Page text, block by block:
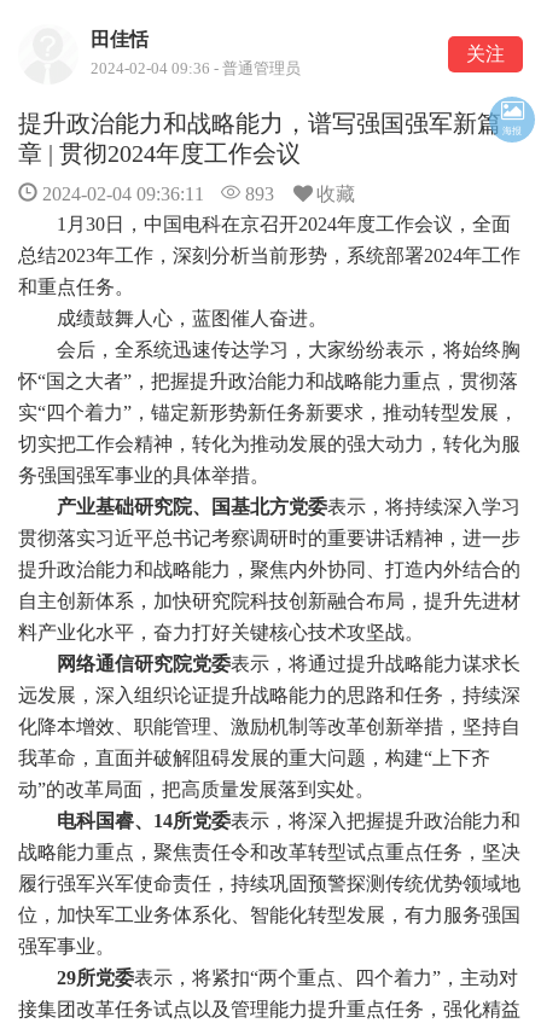
田佳恬
2024-02-04 09:36 - 普通管理员
关注
提升政治能力和战略能力，谱写强国强军新篇
章 | 贯彻2024年度工作会议
2024-02-04 09:36:11 893
收藏
1月30日，中国电科在京召开2024年度工作会议，全面
总结2023年工作，深刻分析当前形势，系统部署2024年工作
和重点任务。
成绩鼓舞人心，蓝图催人奋进。
会后，全系统迅速传达学习，大家纷纷表示，将始终胸
怀“国之大者”，把握提升政治能力和战略能力重点，贯彻落
实“四个着力”，锚定新形势新任务新要求，推动转型发展，
切实把工作会精神，转化为推动发展的强大动力，转化为服
务强国强军事业的具体举措。
产业基础研究院、国基北方党委表示，将持续深入学习
贯彻落实习近平总书记考察调研时的重要讲话精神，进一步
提升政治能力和战略能力，聚焦内外协同、打造内外结合的
自主创新体系，加快研究院科技创新融合布局，提升先进材
料产业化水平，奋力打好关键核心技术攻坚战。
网络通信研究院党委表示，将通过提升战略能力谋求长
远发展，深入组织论证提升战略能力的思路和任务，持续深
化降本增效、职能管理、激励机制等改革创新举措，坚持自
我革命，直面并破解阻碍发展的重大问题，构建“上下齐
动”的改革局面，把高质量发展落到实处。
电科国睿、14所党委表示，将深入把握提升政治能力和
战略能力重点，聚焦责任令和改革转型试点重点任务，坚决
履行强军兴军使命责任，持续巩固预警探测传统优势领域地
位，加快军工业务体系化、智能化转型发展，有力服务强国
强军事业。
29所党委表示，将紧扣“两个重点、四个着力”，主动对
接集团改革任务试点以及管理能力提升重点任务，强化精益
海报